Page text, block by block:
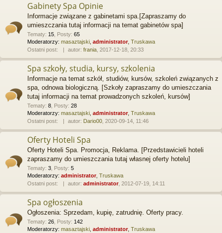
Gabinety Spa Opinie
Informacje związane z gabinetami spa.[Zapraszamy do
umieszczania tutaj informacji na temat gabinetów spa]
Tematy: 15 Posty: 65
Moderatorzy: masaztajski administrator, Truskawa
Ostatni post:
autor: frania , 2017-12-18, 20:33
Spa szkoły, studia, kursy, szkolenia
Informacje na temat szkół, studiów, kursów, szkoleń związanych z
spa, odnowa biologiczną. [Szkoły zapraszamy do umieszczania
tutaj informacji na temat prowadzonych szkoleń, kursów]
Tematy: 8 Posty: 28
Moderatorzy: masaztajski administrator, Truskawa
Ostatni post:
autor: Dario00 , 2020-09-14, 11:46
Oferty Hoteli Spa
Oferty Hoteli Spa. Promocja, Reklama. [Przedstawicieli hoteli
zapraszamy do umieszczania tutaj własnej oferty hotelu]
Tematy: 3 Posty: 5
Moderatorzy: administrator, Truskawa
Ostatni post:
autor: administrator, 2012-07-19, 14:11
Spa ogłoszenia
Ogłoszenia: Sprzedam, kupię, zatrudnię. Oferty pracy.
Tematy: 26 Posty: 142
Moderatorzy: masaztajski administrator, Truskawa